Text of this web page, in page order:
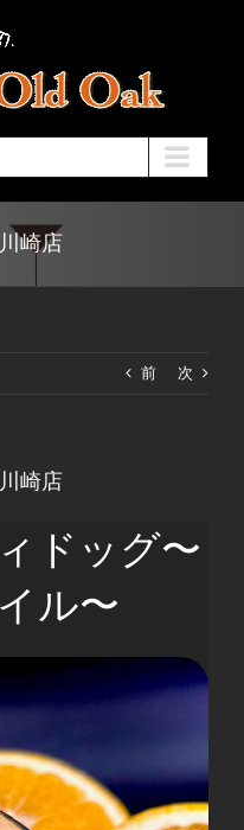
崎店
前 次
崎店
ドッグ〜
ル〜